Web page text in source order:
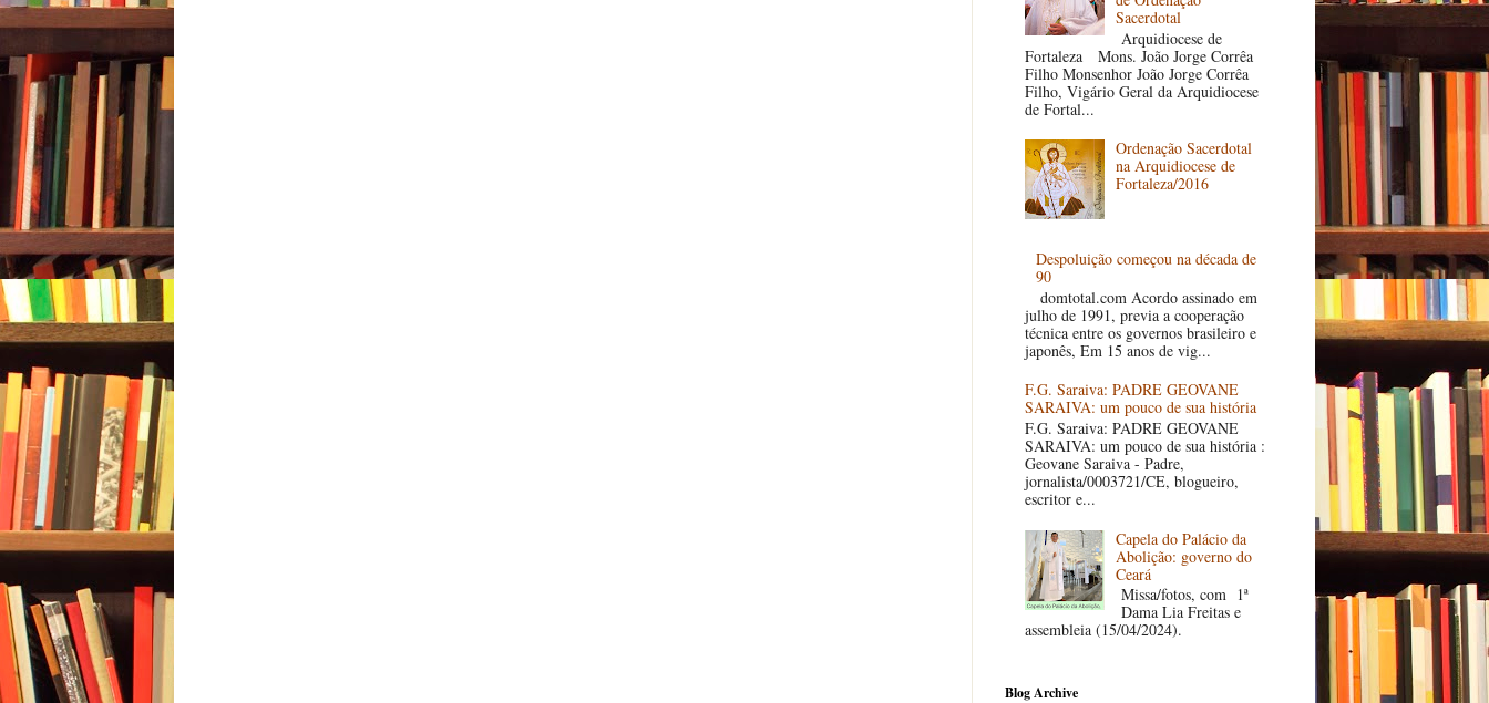
Sacerdotal
Arquidiocese de
Fortaleza Mons. João Jorge Corrêa
Filho Monsenhor João Jorge Corrêa
Filho, Vigário Geral da Arquidiocese
de Fortal...
Ordenação Sacerdotal
na Arquidiocese de
Fortaleza/2016
Despoluição começou na década de
90
domtotal.com Acordo assinado em
julho de 1991, previa a cooperação
técnica entre os governos brasileiro e
japonês, Em 15 anos de vig...
F.G. Saraiva: PADRE GEOVANE
SARAIVA: um pouco de sua história
F.G. Saraiva: PADRE GEOVANE
SARAIVA: um pouco de sua história :
Geovane Saraiva - Padre,
jornalista/0003721/CE, blogueiro,
escritor e...
Capela do Palácio da
Abolição: governo do
Ceará
Missa/fotos, com 1ª
Dama Lia Freitas e
assembleia (15/04/2024).
Blog Archive